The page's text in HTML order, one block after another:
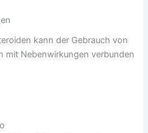
kann der Gebrauch von
mit Nebenwirkungen verbunden